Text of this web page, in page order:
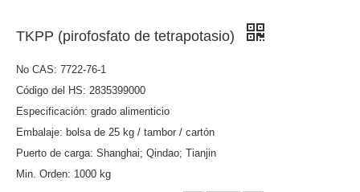
TKPP (pirofosfato de tetrapotasio)
No CAS: 7722-76-1
Código del HS: 2835399000
Especificación: grado alimenticio
Embalaje: bolsa de 25 kg / tambor / cartón
Puerto de carga: Shanghai; Qindao; Tianjin
Min. Orden: 1000 kg